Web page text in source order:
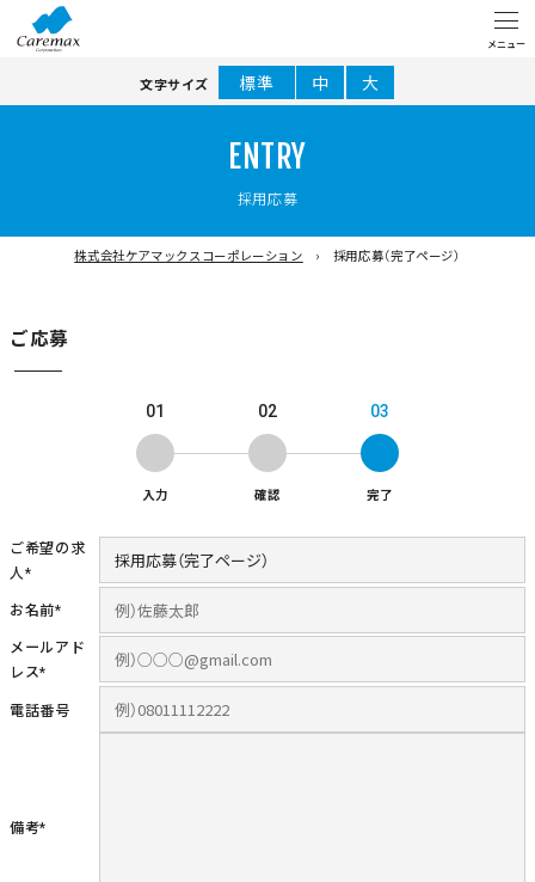
文字サイズ 標準 中 大
ENTRY
採用応募
株式会社ケアマックスコーポレーション 採用応募（完了ページ）
ご応募
01
入力
02
確認
03
完了
ご希望の求
人*
お名前*
メールアド
レス*
電話番号
備考*